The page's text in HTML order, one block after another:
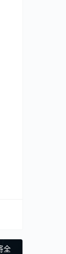
全